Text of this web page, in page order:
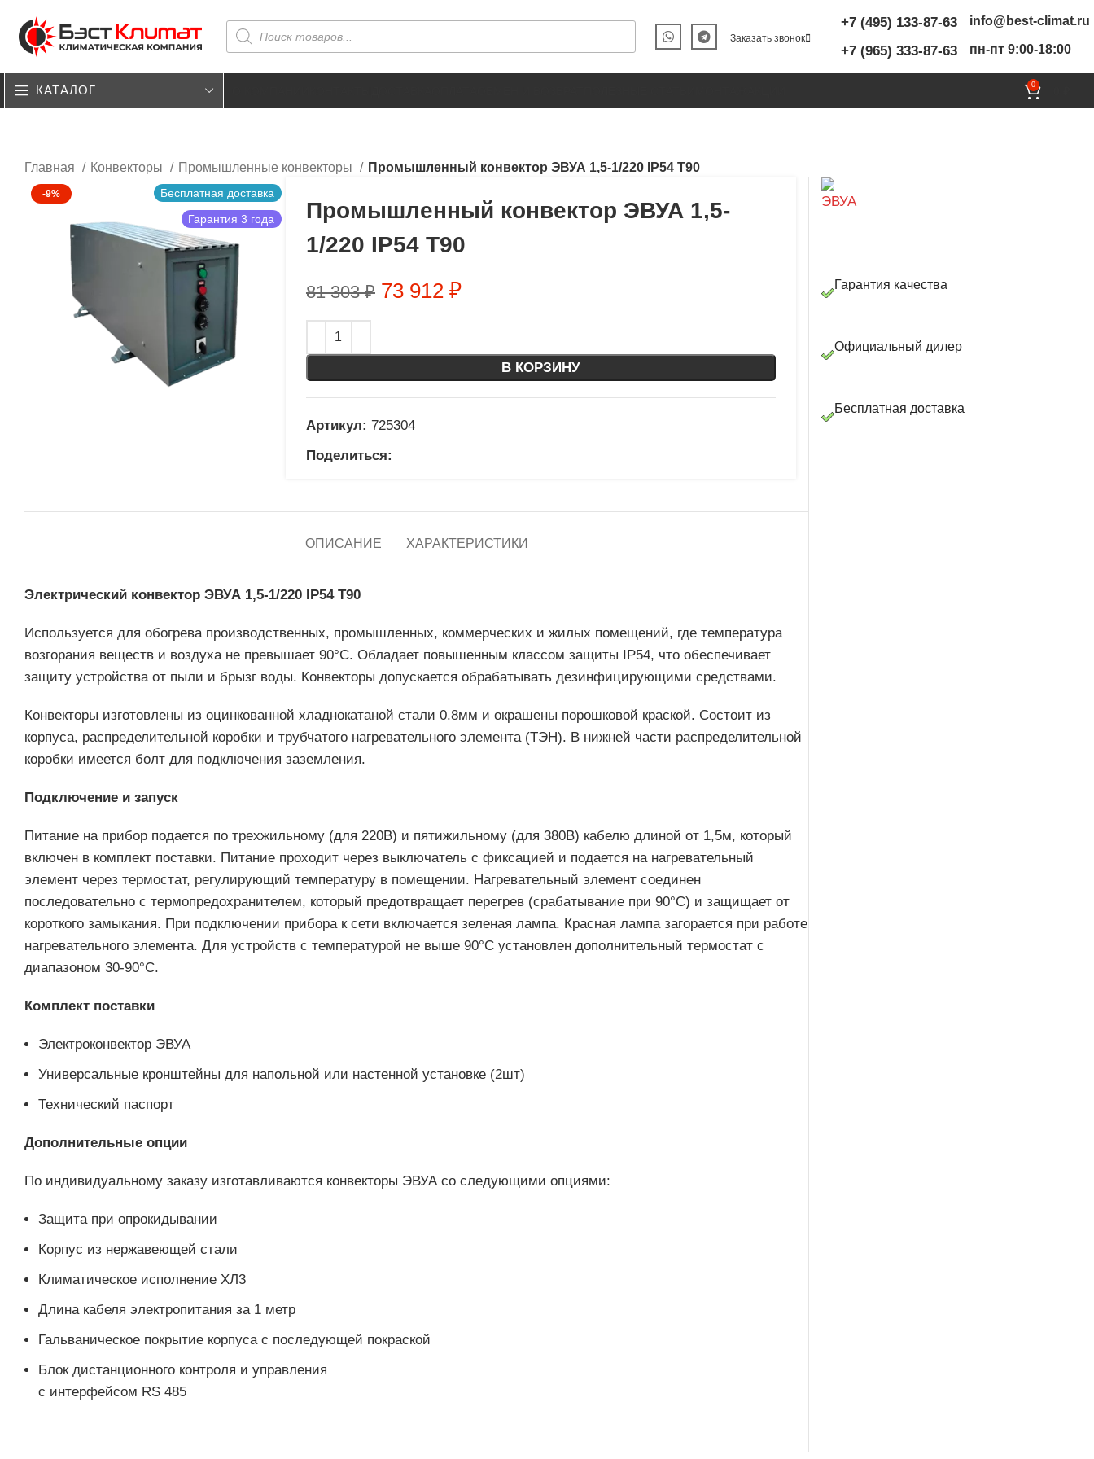
Заказать звонок
+7 (495) 133-87-63
+7 (965) 333-87-63
info@best-climat.ru
пн-пт 9:00-18:00
КАТАЛОГ 0
Главная Конвекторы Промышленные конвекторы Промышленный конвектор ЭВУА 1,5-1/220 IP54 Т90
-9%
Бесплатная доставка
Гарантия 3 года
Промышленный конвектор ЭВУА 1,5-
1/220 IP54 Т90
81 303₽ 73 912 ₽
В КОРЗИНУ
Артикул: 725304
Поделиться:
ОПИСАНИЕ ХАРАКТЕРИСТИКИ
Электрический конвектор ЭВУА 1,5-1/220 IP54 Т90
Используется для обогрева производственных, промышленных, коммерческих и жилых помещений, где температура
возгорания веществ и воздуха не превышает 90°С. Обладает повышенным классом защиты IP54, что обеспечивает
защиту устройства от пыли и брызг воды. Конвекторы допускается обрабатывать дезинфицирующими средствами.
Конвекторы изготовлены из оцинкованной хладнокатаной стали 0.8мм и окрашены порошковой краской. Состоит из
корпуса, распределительной коробки и трубчатого нагревательного элемента (ТЭН). В нижней части распределительной
коробки имеется болт для подключения заземления.
Подключение и запуск
Питание на прибор подается по трехжильному (для 220В) и пятижильному (для 380В) кабелю длиной от 1,5м, который
включен в комплект поставки. Питание проходит через выключатель с фиксацией и подается на нагревательный
элемент через термостат, регулирующий температуру в помещении. Нагревательный элемент соединен
последовательно с термопредохранителем, который предотвращает перегрев (срабатывание при 90°С) и защищает от
короткого замыкания. При подключении прибора к сети включается зеленая лампа. Красная лампа загорается при работе
нагревательного элемента. Для устройств с температурой не выше 90°С установлен дополнительный термостат с
диапазоном 30-90°С.
Комплект поставки
Электроконвектор ЭВУА
Универсальные кронштейны для напольной или настенной установке (2шт)
Технический паспорт
Дополнительные опции
По индивидуальному заказу изготавливаются конвекторы ЭВУА со следующими опциями:
Защита при опрокидывании
Корпус из нержавеющей стали
Климатическое исполнение ХЛ3
Длина кабеля электропитания за 1 метр
Гальваническое покрытие корпуса с последующей покраской
Блок дистанционного контроля и управления
с интерфейсом RS 485
Гарантия качества
Официальный дилер
Бесплатная доставка